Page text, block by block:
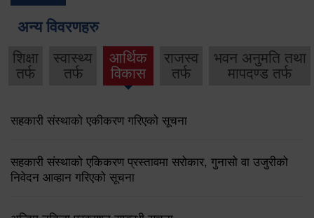
अन्य विवरणहरु
शिक्षा
तर्फ
स्वास्थ्य
तर्फ
आर्थिक
विकास
राजस्व
तर्फ
भवन अनुमति तथा
मापदण्ड तर्फ
सहकारी संस्थाको एकीकरण गरिएको सूचना
सहकारी संस्थाको एकिकरण प्रस्तावमा सरोकार, गुनासो वा उजुरीको
निवेदन आव्हान गरिएको सूचना